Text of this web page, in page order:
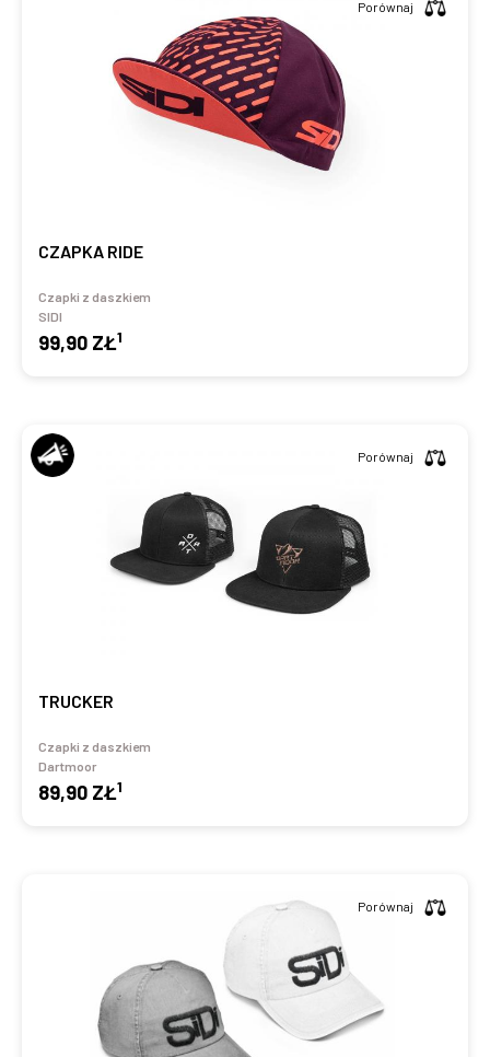
CZAPKA RIDE
Czapki z daszkiem
SIDI
99,90 ZŁ1
Porównaj
TRUCKER
Czapki z daszkiem
Dartmoor
89,90 ZŁ1
Porównaj
Porównaj